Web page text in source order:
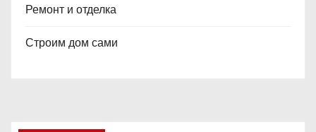
Ремонт и отделка
Строим дом сами